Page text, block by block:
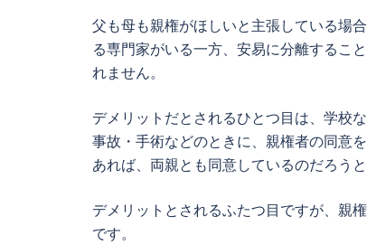
父も母も親権がほしいと主張している場
る専門家がいる一方、安易に分離するこ
れません。
デメリットだとされるひとつ目は、学校
事故・手術などのときに、親権者の同意
あれば、両親とも同意しているのだろう
デメリットとされるふたつ目ですが、親
です。